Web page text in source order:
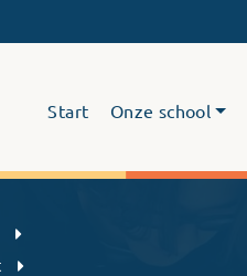
Start Onze school